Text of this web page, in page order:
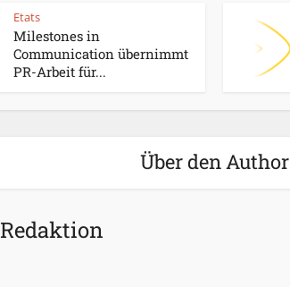
Etats
Milestones in
Communication übernimmt
PR-Arbeit für...
Über den Author
Redaktion